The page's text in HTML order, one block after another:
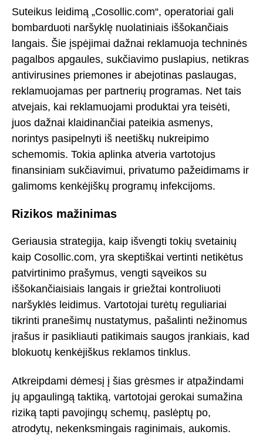
Suteikus leidimą „Cosollic.com“, operatoriai gali
bombarduoti naršyklę nuolatiniais iššokančiais
langais. Šie įspėjimai dažnai reklamuoja techninės
pagalbos apgaules, sukčiavimo puslapius, netikras
antivirusines priemones ir abejotinas paslaugas,
reklamuojamas per partnerių programas. Net tais
atvejais, kai reklamuojami produktai yra teisėti,
juos dažnai klaidinančiai pateikia asmenys,
norintys pasipelnyti iš neetiškų nukreipimo
schemomis. Tokia aplinka atveria vartotojus
finansiniam sukčiavimui, privatumo pažeidimams ir
galimoms kenkėjiškų programų infekcijoms.
Rizikos mažinimas
Geriausia strategija, kaip išvengti tokių svetainių
kaip Cosollic.com, yra skeptiškai vertinti netikėtus
patvirtinimo prašymus, vengti sąveikos su
iššokančiaisiais langais ir griežtai kontroliuoti
naršyklės leidimus. Vartotojai turėtų reguliariai
tikrinti pranešimų nustatymus, pašalinti nežinomus
įrašus ir pasikliauti patikimais saugos įrankiais, kad
blokuotų kenkėjiškus reklamos tinklus.
Atkreipdami dėmesį į šias grėsmes ir atpažindami
jų apgaulingą taktiką, vartotojai gerokai sumažina
riziką tapti pavojingų schemų, paslėptų po,
atrodytų, nekenksmingais raginimais, aukomis.